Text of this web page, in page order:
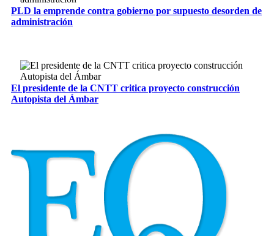
PLD la emprende contra gobierno por supuesto desorden de
administración
El presidente de la CNTT critica proyecto construcción
Autopista del Ámbar